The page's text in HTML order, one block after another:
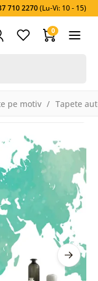
710 2270(Lu-Vi: 10 - 15)
0
pe motiv Tapete